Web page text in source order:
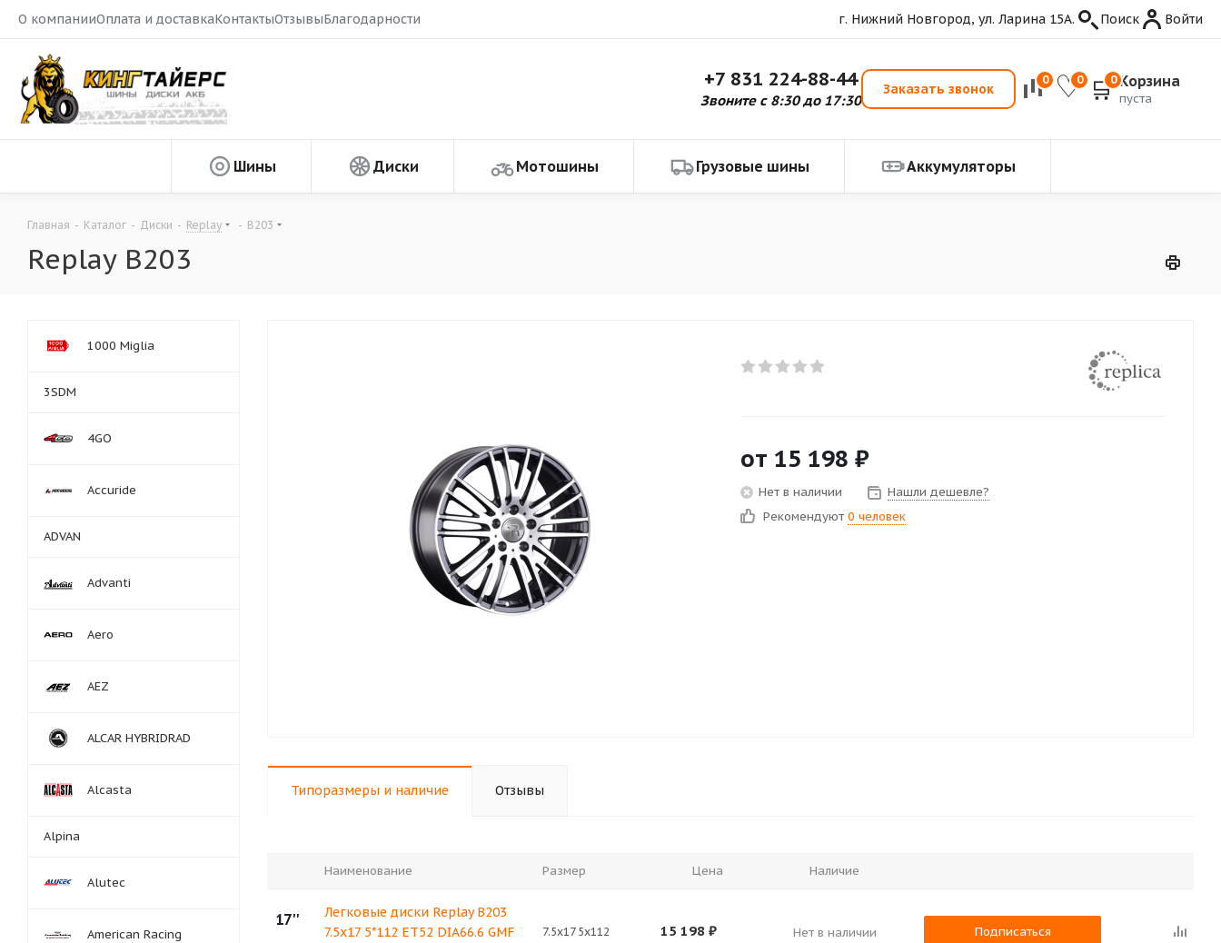
О компанииОплата и доставкаКонтактыОтзывыБлагодарности г. Нижний Новгород, ул. Ларина 15А. Поиск Войти
+7 831 224-88-44
Звоните с 8:30 до 17:30
Заказать звонок
0 0 0 Корзина
пуста
Шины Диски Мотошины Грузовые шины Аккумуляторы
Главная - Каталог - Диски - Replay - B203
Replay B203
от 15 198 ₽
Нет в наличии
Нашли дешевле?
Рекомендуют 0 человек
Типоразмеры и наличие Отзывы
Наименование Размер Цена Наличие
17''
Легковые диски Replay B203
7.5x17 5*112 ET52 DIA66.6 GMF
7.5x17 5x112 15 198 ₽ Нет в наличии Подписаться
1000 Miglia
3SDM
4GO
Accuride
ADVAN
Advanti
Aero
AEZ
ALCAR HYBRIDRAD
Alcasta
Alpina
Alutec
American Racing